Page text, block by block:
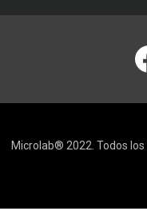
Microlab® 2022. Todos